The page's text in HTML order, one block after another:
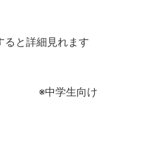
ると詳細見れます
※中学生向け